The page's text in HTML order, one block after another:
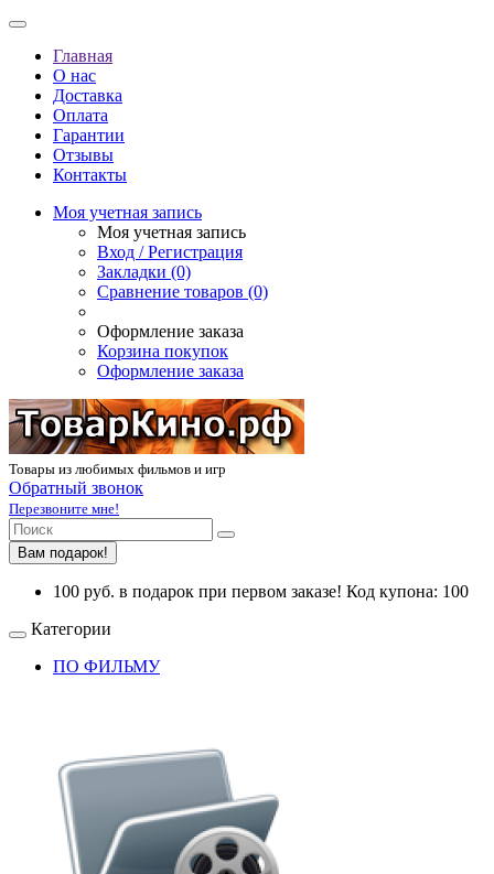
Главная
О нас
Доставка
Оплата
Гарантии
Отзывы
Контакты
Моя учетная запись
Моя учетная запись
Вход / Регистрация
Закладки (0)
Сравнение товаров (0)
Оформление заказа
Корзина покупок
Оформление заказа
Товары из любимых фильмов и игр
Обратный звонок
Перезвоните мне!
Вам подарок!
100 руб. в подарок при первом заказе! Код купона: 100
Категории
ПО ФИЛЬМУ